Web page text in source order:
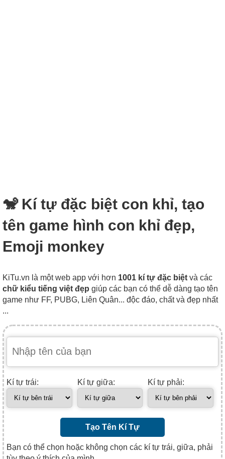
🐒 Kí tự đặc biệt con khỉ, tạo
tên game hình con khỉ đẹp,
Emoji monkey
KiTu.vn là một web app với hơn 1001 kí tự đặc biệt và các
chữ kiểu tiếng việt đẹp giúp các bạn có thể dễ dàng tạo tên
game như FF, PUBG, Liên Quân... độc đáo, chất và đẹp nhất
...
Kí tự trái: Kí tự giữa: Kí tự phải:
Tạo Tên Kí Tự
Bạn có thể chọn hoặc không chọn các kí tự trái, giữa, phải